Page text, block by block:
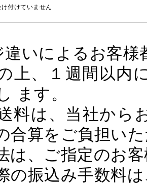
付けていません
違いによるお客
上、１週間以
ます。
料は、当社か
合算をご負担い
は、ご指定のお
の振込み手数料